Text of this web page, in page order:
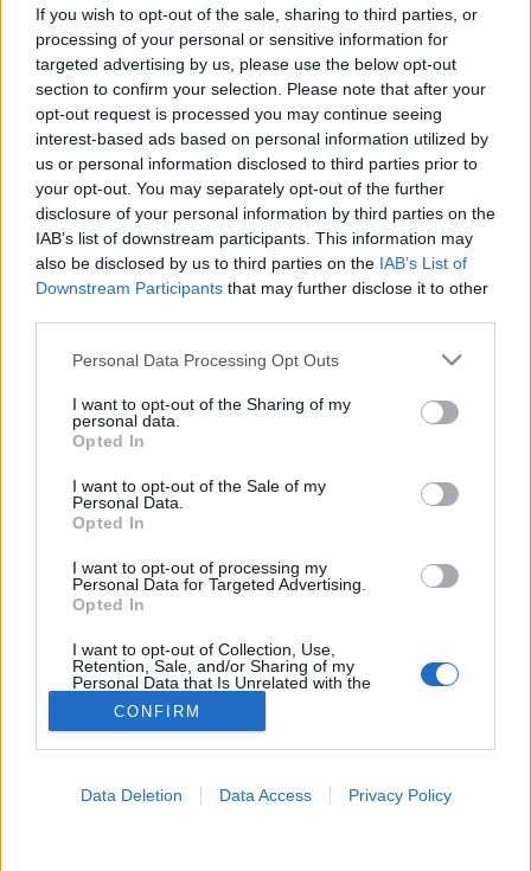
If you wish to opt-out of the sale, sharing to third parties, or
processing of your personal or sensitive information for
targeted advertising by us, please use the below opt-out
section to confirm your selection. Please note that after your
opt-out request is processed you may continue seeing
interest-based ads based on personal information utilized by
us or personal information disclosed to third parties prior to
your opt-out. You may separately opt-out of the further
disclosure of your personal information by third parties on the
IAB’s list of downstream participants. This information may
also be disclosed by us to third parties on the IAB’s List of
Downstream Participants that may further disclose it to other
Please note that this website/app uses one or more Google
not limited to your visit or usage behaviour. You may click to
grant or deny consent to Google and its third-party tags to
use your data for below specified purposes in below Google
consent section.
Personal Data Processing Opt Outs
I want to opt-out of the Sharing of my
personal data.
Opted In
I want to opt-out of the Sale of my
Personal Data.
Opted In
I want to opt-out of processing my
Personal Data for Targeted Advertising.
Opted In
I want to opt-out of Collection, Use,
Retention, Sale, and/or Sharing of my
Personal Data that Is Unrelated with the
Purposes for which it was collected.
Opted Out
CONFIRM
Data Deletion Data Access Privacy Policy
inger a fiamnál - hogyan
segíthetnék? Az orvos válaszol
Orvos válaszol
2025. október 23. 15:24